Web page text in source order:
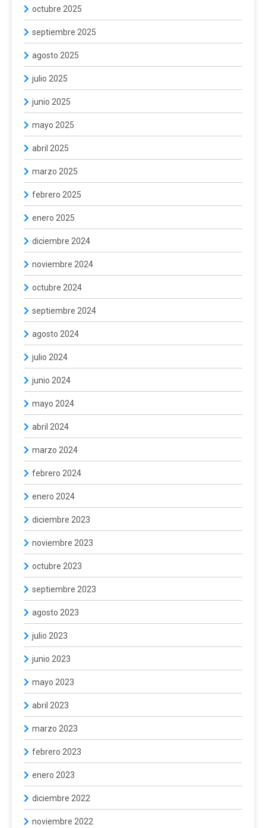
octubre 2025
septiembre 2025
agosto 2025
julio 2025
junio 2025
mayo 2025
abril 2025
marzo 2025
febrero 2025
enero 2025
diciembre 2024
noviembre 2024
octubre 2024
septiembre 2024
agosto 2024
julio 2024
junio 2024
mayo 2024
abril 2024
marzo 2024
febrero 2024
enero 2024
diciembre 2023
noviembre 2023
octubre 2023
septiembre 2023
agosto 2023
julio 2023
junio 2023
mayo 2023
abril 2023
marzo 2023
febrero 2023
enero 2023
diciembre 2022
noviembre 2022